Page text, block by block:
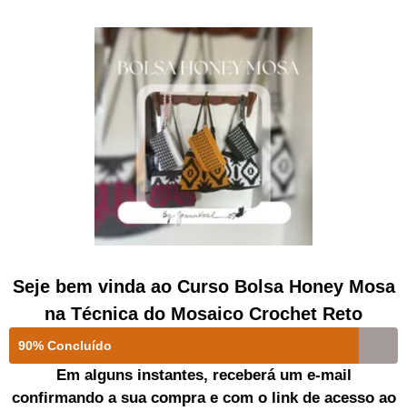
Seje bem vinda ao Curso Bolsa Honey Mosa
na Técnica do Mosaico Crochet Reto
90% Concluído
Em alguns instantes, receberá um e-mail
confirmando a sua compra e com o link de acesso ao